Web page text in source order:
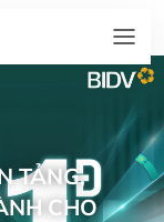
TẢNG,
CHO